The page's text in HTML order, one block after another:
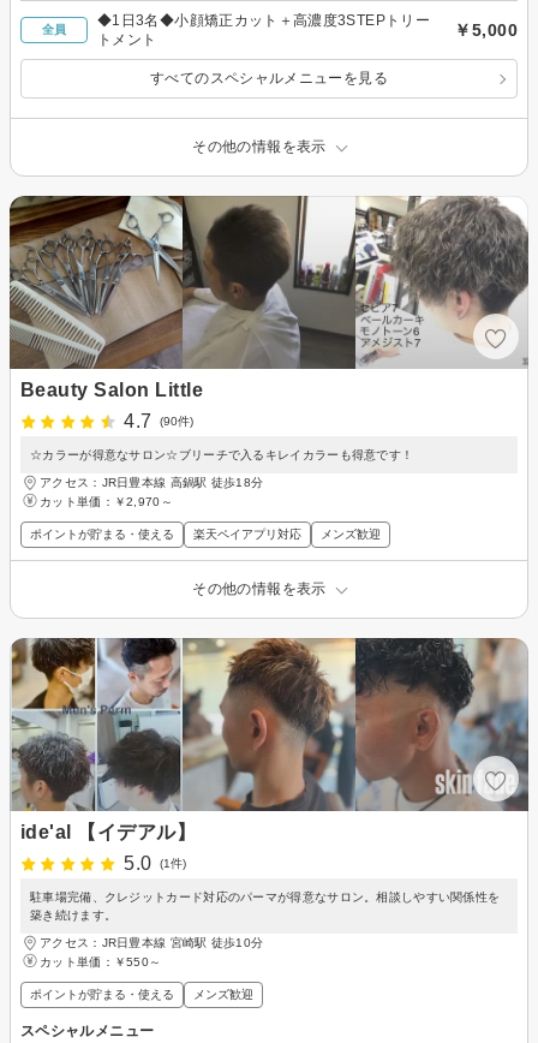
全員
◆1日3名◆小顔矯正カット＋高濃度3STEPトリー
トメント
￥5,000
すべてのスペシャルメニューを見る
その他の情報を表示
Beauty Salon Little
4.7
(90件)
☆カラーが得意なサロン☆ブリーチで入るキレイカラーも得意です！
アクセス：JR日豊本線 高鍋駅 徒歩18分
カット単価： ￥2,970～
ポイントが貯まる・使える 楽天ペイアプリ対応 メンズ歓迎
その他の情報を表示
ide'al 【イデアル】
5.0
(1件)
駐車場完備、クレジットカード対応のパーマが得意なサロン。相談しやすい関係性を
築き続けます。
アクセス：JR日豊本線 宮崎駅 徒歩10分
カット単価： ￥550～
ポイントが貯まる・使える メンズ歓迎
スペシャルメニュー